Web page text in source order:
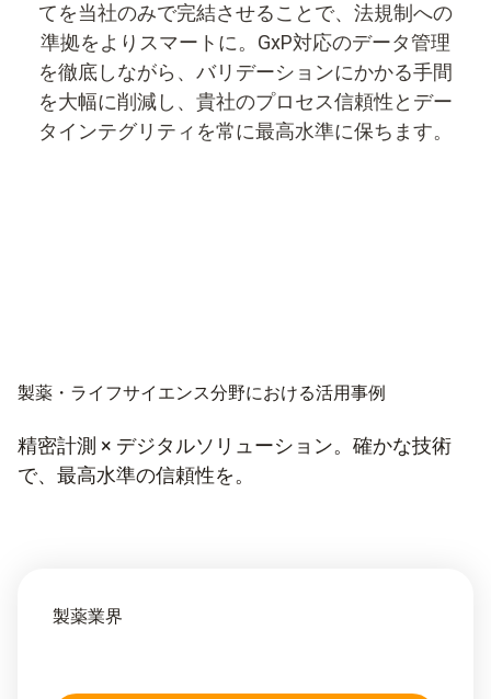
てを当社のみで完結させることで、法規制への
準拠をよりスマートに。GxP対応のデータ管理
を徹底しながら、バリデーションにかかる手間
を大幅に削減し、貴社のプロセス信頼性とデー
タインテグリティを常に最高水準に保ちます。
製薬・ライフサイエンス分野における活用事例
精密計測 × デジタルソリューション。確かな技術
で、最高水準の信頼性を。
製薬業界